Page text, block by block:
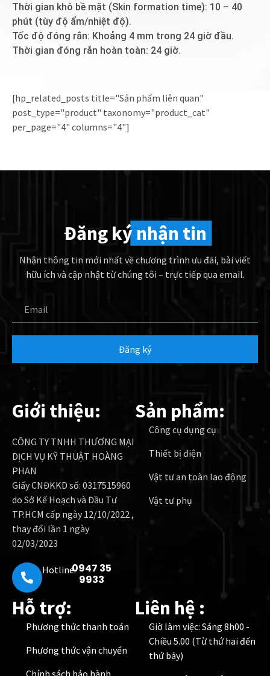
Thời gian khô bề mặt (Skin formation time): 10 – 40
phút (tùy độ ẩm/nhiệt độ).
Tốc độ đóng rắn: Khoảng 4 mm trong 24 giờ đầu.
Thời gian đóng rắn hoàn toàn: 24 giờ.
[hp_related_posts title="Sản phẩm liên quan"
post_type="product" taxonomy="product_cat"
per_page="4" columns="4"]
Đăng ký nhận tin
Nhận thông tin mới nhất về chương trình ưu đãi, bài viết
hữu ích và cập nhật từ chúng tôi – trực tiếp qua email.
Đăng ký
Giới thiệu:
CÔNG TY TNHH THƯƠNG MẠI
DỊCH VỤ KỸ THUẬT HOÀNG
PHAN
Giấy CNĐKKD số: 0317515960
do Sở Kế Hoạch và Đầu Tư
TP.HCM cấp ngày 12/10/2022 ,
thay đổi lần 1 ngày
02/03/2023
Hotline:0947 35
9933
Sản phẩm:
Công cụ dụng cụ
Thiết bị điện
Vật tư an toàn lao động
Vật tư phụ
Hỗ trợ:
Phương thức thanh toán
Phương thức vận chuyển
Liên hệ :
Giờ làm việc: Sáng 8h00 -
Chiều 5.00 (Từ thứ hai đến
thứ bảy)